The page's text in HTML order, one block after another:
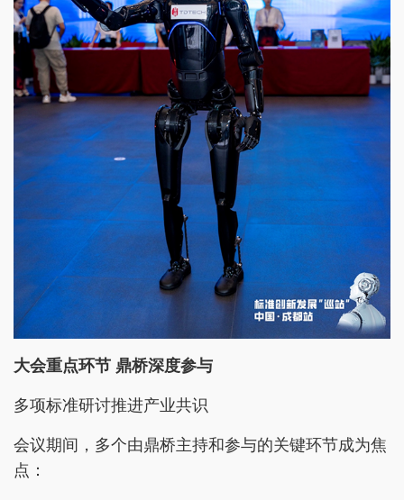
大会重点环节 鼎桥深度参与
多项标准研讨推进产业共识
会议期间，多个由鼎桥主持和参与的关键环节成为焦
点：